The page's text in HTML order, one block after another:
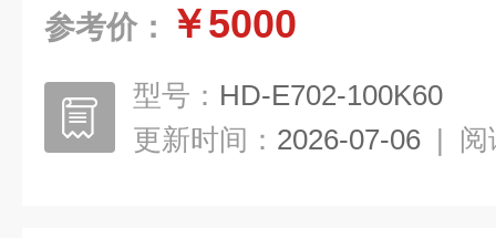
参考价： ￥5000
型号： HD-E702-100K60
更新时间： 2026-07-06 | 阅